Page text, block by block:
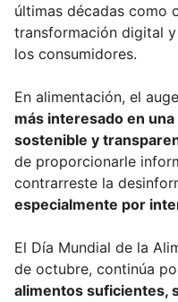
Solicitar
últimas décadas como
transformación digital
los consumidores.
En alimentación, el
más interesado en
sostenible y
de proporcionarle
contrarreste la
especialmente por
El Día Mundial de la
de octubre, continúa
alimentos suficientes,